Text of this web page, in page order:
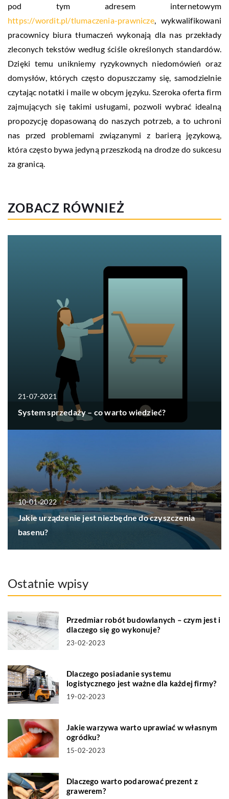
pod tym adresem internetowym
https://wordit.pl/tlumaczenia-prawnicze, wykwalifikowani
pracownicy biura tłumaczeń wykonają dla nas przekłady
zleconych tekstów według ściśle określonych standardów.
Dzięki temu unikniemy ryzykownych niedomówień oraz
domysłów, których często dopuszczamy się, samodzielnie
czytając notatki i maile w obcym języku. Szeroka oferta firm
zajmujących się takimi usługami, pozwoli wybrać idealną
propozycję dopasowaną do naszych potrzeb, a to uchroni
nas przed problemami związanymi z barierą językową,
która często bywa jedyną przeszkodą na drodze do sukcesu
za granicą.
ZOBACZ RÓWNIEŻ
21-07-2021
System sprzedaży – co warto wiedzieć?
10-01-2022
Jakie urządzenie jest niezbędne do czyszczenia
basenu?
Ostatnie wpisy
Przedmiar robót budowlanych – czym jest i
dlaczego się go wykonuje?
23-02-2023
Dlaczego posiadanie systemu
logistycznego jest ważne dla każdej firmy?
19-02-2023
Jakie warzywa warto uprawiać w własnym
ogródku?
15-02-2023
Dlaczego warto podarować prezent z
grawerem?